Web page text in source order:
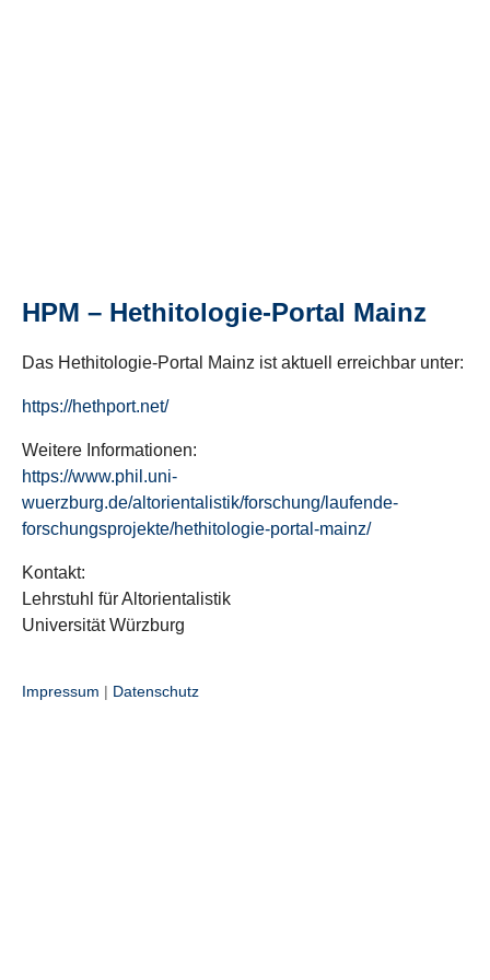
HPM – Hethitologie-Portal Mainz
Das Hethitologie-Portal Mainz ist aktuell erreichbar unter:
https://hethport.net/
Weitere Informationen:
https://www.phil.uni-
wuerzburg.de/altorientalistik/forschung/laufende-
forschungsprojekte/hethitologie-portal-mainz/
Kontakt:
Lehrstuhl für Altorientalistik
Universität Würzburg
Impressum | Datenschutz